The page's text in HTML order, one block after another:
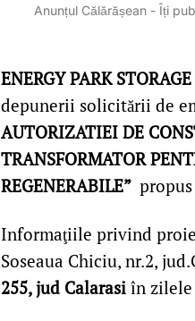
Anunțul Călărășean - Îți
ENERGY PARK
depunerii solicitării de
AUTORIZATIEI DE
TRANSFORMATOR
REGENERABILE”
Informaţiile privind
Soseaua Chiciu, nr.2,
255, jud Calarasi în